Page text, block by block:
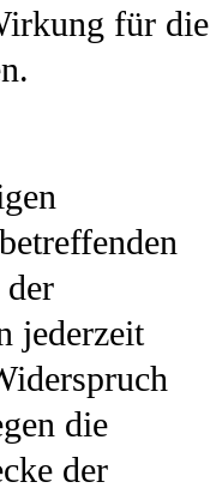
für die
der
jederzeit
die
der